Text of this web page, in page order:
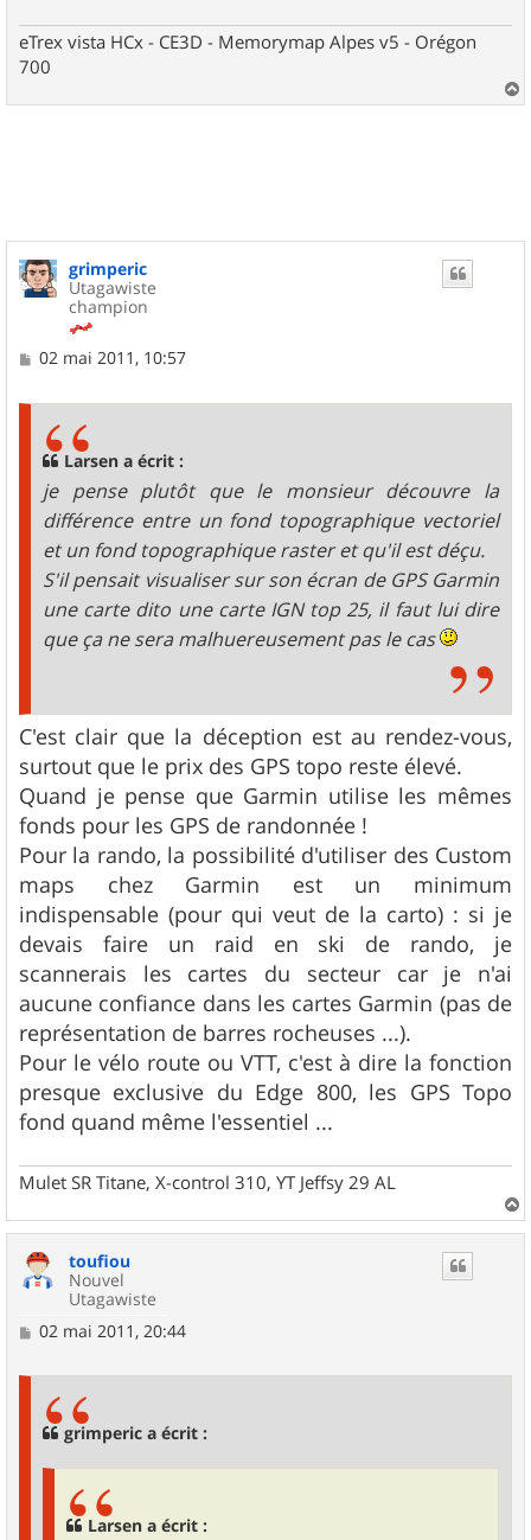
eTrex vista HCx - CE3D - Memorymap Alpes v5 - Orégon
700
a
grimperic
Utagawiste
champion
M
02 mai 2011, 10:57
Larsen a écrit :
je pense plutôt que le monsieur découvre la
différence entre un fond topographique vectoriel
et un fond topographique raster et qu'il est déçu.
S'il pensait visualiser sur son écran de GPS Garmin
une carte dito une carte IGN top 25, il faut lui dire
que ça ne sera malhuereusement pas le cas
C'est clair que la déception est au rendez-vous,
surtout que le prix des GPS topo reste élevé.
Quand je pense que Garmin utilise les mêmes
fonds pour les GPS de randonnée !
Pour la rando, la possibilité d'utiliser des Custom
maps chez Garmin est un minimum
indispensable (pour qui veut de la carto) : si je
devais faire un raid en ski de rando, je
scannerais les cartes du secteur car je n'ai
aucune confiance dans les cartes Garmin (pas de
représentation de barres rocheuses ...).
Pour le vélo route ou VTT, c'est à dire la fonction
presque exclusive du Edge 800, les GPS Topo
fond quand même l'essentiel ...
Mulet SR Titane, X-control 310, YT Jeffsy 29 AL
a
toufiou
Nouvel
Utagawiste
M
02 mai 2011, 20:44
grimperic a écrit :
Larsen a écrit :